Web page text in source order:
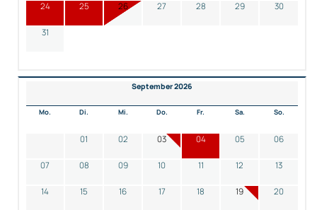
24 25 26 27 28 29 30
31
September 2026
Mo. Di. Mi. Do. Fr. Sa. So.
01 02 03 04 05 06
07 08 09 10 11 12 13
14 15 16 17 18 19 20